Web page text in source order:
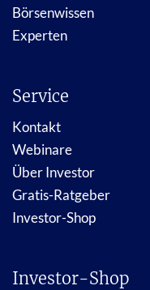
Börsenwissen
Experten
Service
Kontakt
Webinare
Über Investor
Gratis-Ratgeber
Investor-Shop
Investor-Shop